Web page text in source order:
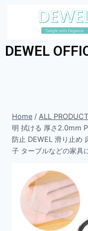
DEWEL
Home / ALL
明 拭ける 厚さ2.0mm
防止 DEWEL 滑り止め
子 ターブルなどの家